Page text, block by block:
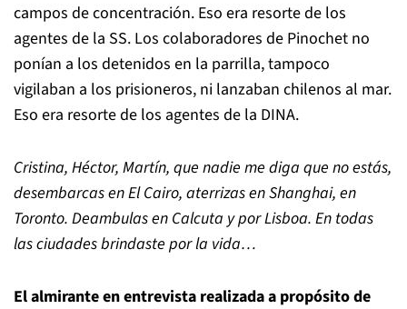
campos de concentración. Eso era resorte de los
agentes de la SS. Los colaboradores de Pinochet no
ponían a los detenidos en la parrilla, tampoco
vigilaban a los prisioneros, ni lanzaban chilenos al mar.
Eso era resorte de los agentes de la DINA.
Cristina, Héctor, Martín, que nadie me diga que no estás,
desembarcas en El Cairo, aterrizas en Shanghai, en
Toronto. Deambulas en Calcuta y por Lisboa. En todas
las ciudades brindaste por la vida…
El almirante en entrevista realizada a propósito de